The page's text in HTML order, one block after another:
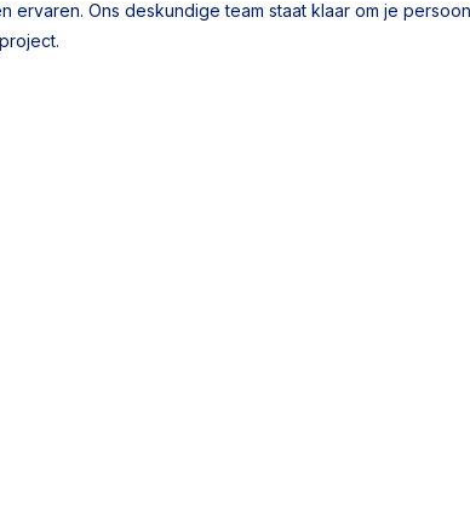
ervaren. Ons deskundige team staat klaar om je